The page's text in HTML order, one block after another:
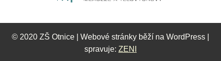
© 2020 ZŠ Otnice | Webové stránky běží na WordPress |
spravuje: ZENI